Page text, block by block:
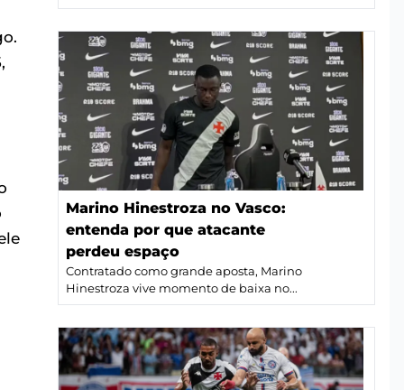
Marino Hinestroza no Vasco:
entenda por que atacante
perdeu espaço
Contratado como grande aposta, Marino
Hinestroza vive momento de baixa no...